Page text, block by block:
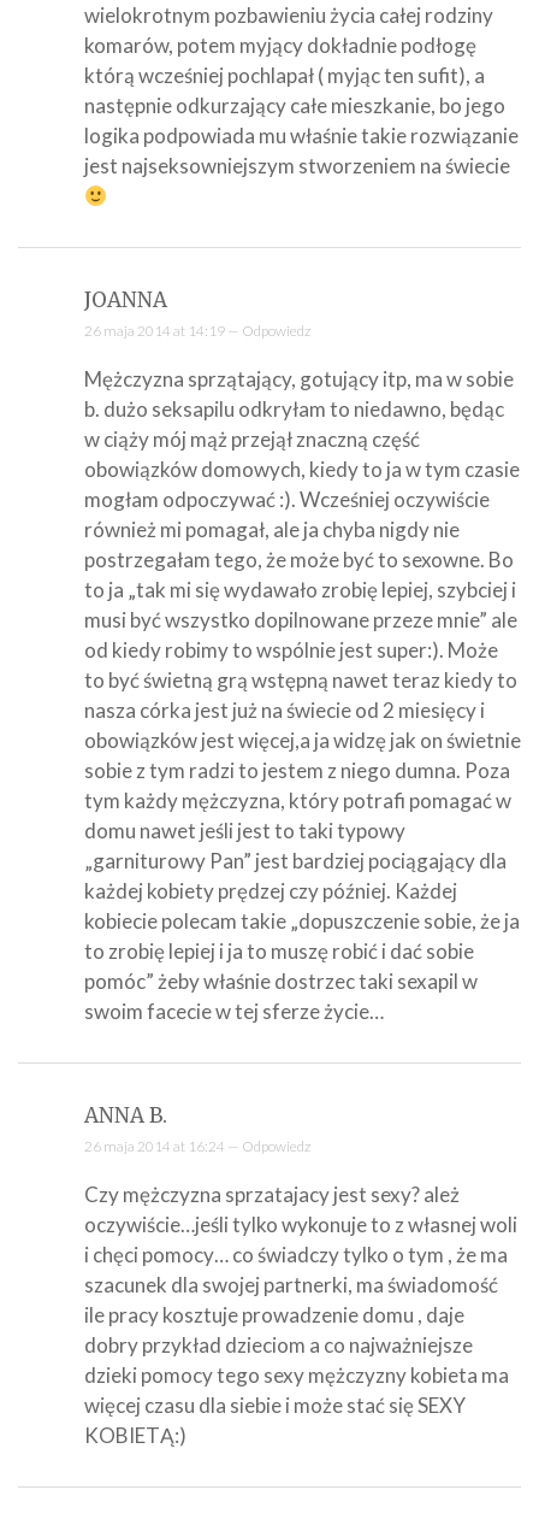
wielokrotnym pozbawieniu życia całej rodziny
komarów, potem myjący dokładnie podłogę
którą wcześniej pochlapał ( myjąc ten sufit), a
następnie odkurzający całe mieszkanie, bo jego
logika podpowiada mu właśnie takie rozwiązanie
jest najseksowniejszym stworzeniem na świecie
JOANNA
26 maja 2014 at 14:19 — Odpowiedz
Mężczyzna sprzątający, gotujący itp, ma w sobie
b. dużo seksapilu odkryłam to niedawno, będąc
w ciąży mój mąż przejął znaczną część
obowiązków domowych, kiedy to ja w tym czasie
mogłam odpoczywać :). Wcześniej oczywiście
również mi pomagał, ale ja chyba nigdy nie
postrzegałam tego, że może być to sexowne. Bo
to ja „tak mi się wydawało zrobię lepiej, szybciej i
musi być wszystko dopilnowane przeze mnie” ale
od kiedy robimy to wspólnie jest super:). Może
to być świetną grą wstępną nawet teraz kiedy to
nasza córka jest już na świecie od 2 miesięcy i
obowiązków jest więcej,a ja widzę jak on świetnie
sobie z tym radzi to jestem z niego dumna. Poza
tym każdy mężczyzna, który potrafi pomagać w
domu nawet jeśli jest to taki typowy
„garniturowy Pan” jest bardziej pociągający dla
każdej kobiety prędzej czy później. Każdej
kobiecie polecam takie „dopuszczenie sobie, że ja
to zrobię lepiej i ja to muszę robić i dać sobie
pomóc” żeby właśnie dostrzec taki sexapil w
swoim facecie w tej sferze życie…
ANNA B.
26 maja 2014 at 16:24 — Odpowiedz
Czy mężczyzna sprzatajacy jest sexy? ależ
oczywiście…jeśli tylko wykonuje to z własnej woli
i chęci pomocy… co świadczy tylko o tym , że ma
szacunek dla swojej partnerki, ma świadomość
ile pracy kosztuje prowadzenie domu , daje
dobry przykład dzieciom a co najważniejsze
dzieki pomocy tego sexy mężczyzny kobieta ma
więcej czasu dla siebie i może stać się SEXY
KOBIETĄ:)